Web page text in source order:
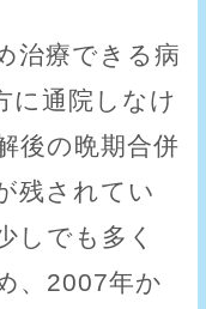
治療できる病
に通院しなけ
後の晩期合併
残されてい
しでも多く
、2007年か